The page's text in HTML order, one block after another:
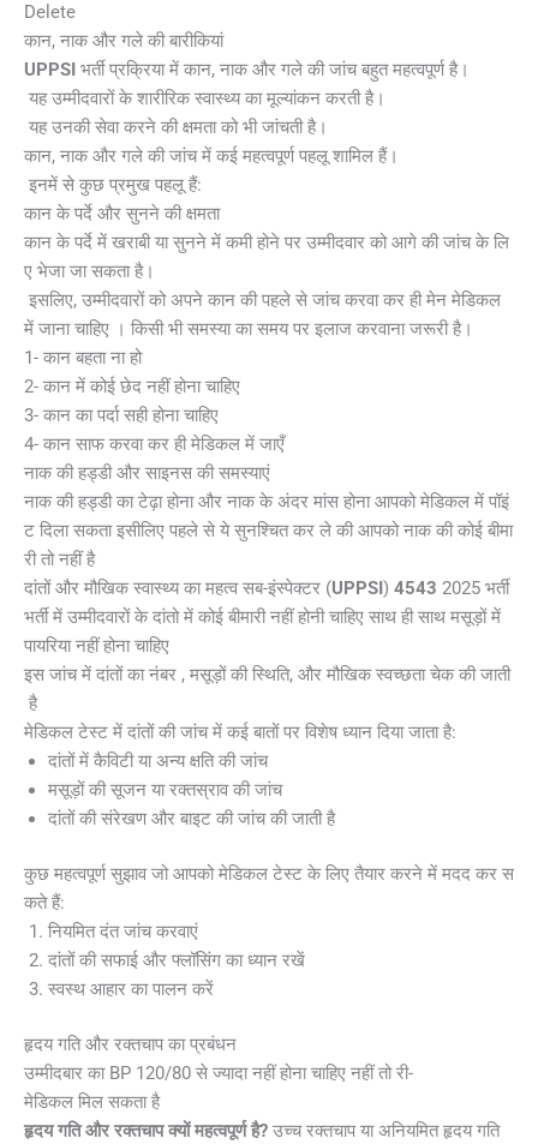
Delete
कान, नाक और गले की बारीकियां
UPPSI भर्ती प्रक्रिया में कान, नाक और गले की जांच बहुत महत्वपूर्ण है।
यह उम्मीदवारों के शारीरिक स्वास्थ्य का मूल्यांकन करती है।
यह उनकी सेवा करने की क्षमता को भी जांचती है।
कान, नाक और गले की जांच में कई महत्वपूर्ण पहलू शामिल हैं।
इनमें से कुछ प्रमुख पहलू हैं:
कान के पर्दे और सुनने की क्षमता
कान के पर्दे में खराबी या सुनने में कमी होने पर उम्मीदवार को आगे की जांच के लि
ए भेजा जा सकता है।
इसलिए, उम्मीदवारों को अपने कान की पहले से जांच करवा कर ही मेन मेडिकल
में जाना चाहिए । किसी भी समस्या का समय पर इलाज करवाना जरूरी है।
1- कान बहता ना हो
2- कान में कोई छेद नहीं होना चाहिए
3- कान का पर्दा सही होना चाहिए
4- कान साफ करवा कर ही मेडिकल में जाएँ
नाक की हड्डी और साइनस की समस्याएं
नाक की हड्डी का टेढ़ा होना और नाक के अंदर मांस होना आपको मेडिकल में पॉइं
ट दिला सकता इसीलिए पहले से ये सुनश्चित कर ले की आपको नाक की कोई बीमा
री तो नहीं है
दांतों और मौखिक स्वास्थ्य का महत्व सब-इंस्पेक्टर (UPPSI) 4543 2025 भर्ती
भर्ती में उम्मीदवारों के दांतो में कोई बीमारी नहीं होनी चाहिए साथ ही साथ मसूड़ों में
पायरिया नहीं होना चाहिए
इस जांच में दांतों का नंबर , मसूड़ों की स्थिति, और मौखिक स्वच्छता चेक की जाती
है
मेडिकल टेस्ट में दांतों की जांच में कई बातों पर विशेष ध्यान दिया जाता है:
दांतों में कैविटी या अन्य क्षति की जांच
मसूड़ों की सूजन या रक्तस्राव की जांच
दांतों की संरेखण और बाइट की जांच की जाती है
कुछ महत्वपूर्ण सुझाव जो आपको मेडिकल टेस्ट के लिए तैयार करने में मदद कर स
कते हैं:
नियमित दंत जांच करवाएं
दांतों की सफाई और फ्लॉसिंग का ध्यान रखें
स्वस्थ आहार का पालन करें
हृदय गति और रक्तचाप का प्रबंधन
उम्मीदबार का BP 120/80 से ज्यादा नहीं होना चाहिए नहीं तो री-
मेडिकल मिल सकता है
हृदय गति और रक्तचाप क्यों महत्वपूर्ण है? उच्च रक्तचाप या अनियमित हृदय गति